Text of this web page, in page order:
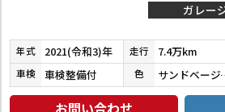
ガレー
年式 2021(令和3)年 走行 7.4万km
車検 車検整備付 色 サンド